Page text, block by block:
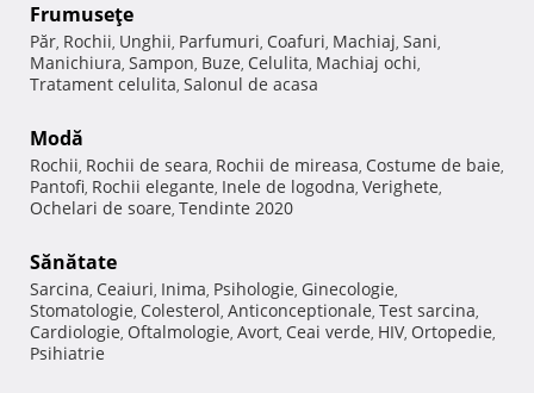
Frumuseţe
Păr, Rochii, Unghii, Parfumuri, Coafuri, Machiaj, Sani,
Manichiura, Sampon, Buze, Celulita, Machiaj ochi,
Tratament celulita, Salonul de acasa
Modă
Rochii, Rochii de seara, Rochii de mireasa, Costume de baie,
Pantofi, Rochii elegante, Inele de logodna, Verighete,
Ochelari de soare, Tendinte 2020
Sănătate
Sarcina, Ceaiuri, Inima, Psihologie, Ginecologie,
Stomatologie, Colesterol, Anticonceptionale, Test sarcina,
Cardiologie, Oftalmologie, Avort, Ceai verde, HIV, Ortopedie,
Psihiatrie